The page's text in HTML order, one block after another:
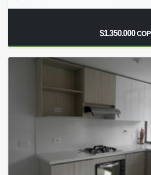
$1.350.000COP